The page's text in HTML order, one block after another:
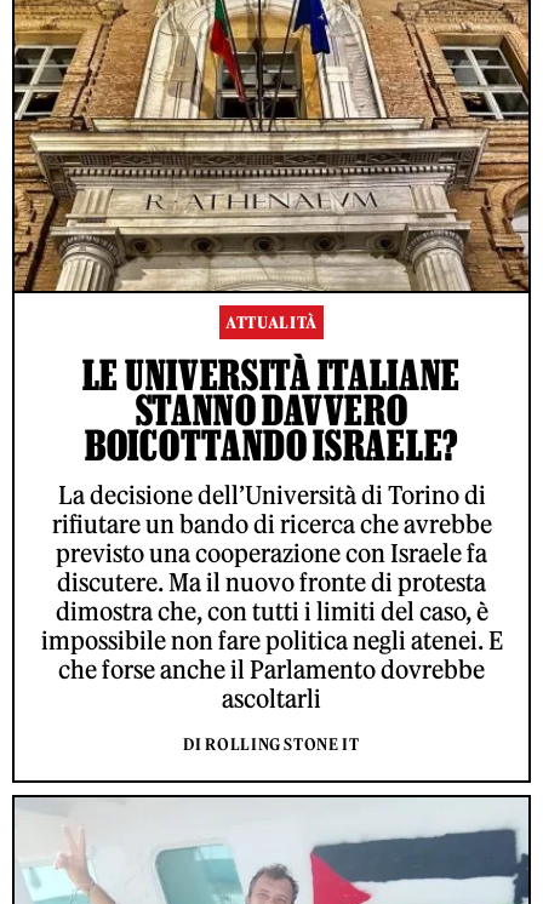
ATTUALITÀ
LE UNIVERSITÀ ITALIANE
STANNO DAVVERO
BOICOTTANDO ISRAELE?
La decisione dell’Università di Torino di
rifiutare un bando di ricerca che avrebbe
previsto una cooperazione con Israele fa
discutere. Ma il nuovo fronte di protesta
dimostra che, con tutti i limiti del caso, è
impossibile non fare politica negli atenei. E
che forse anche il Parlamento dovrebbe
ascoltarli
DI ROLLING STONE IT